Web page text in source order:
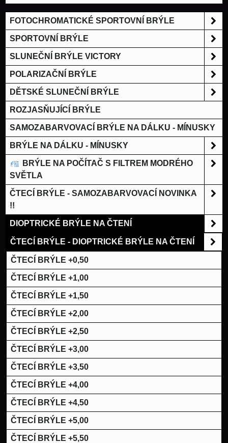
FOTOCHROMATICKÉ SPORTOVNÍ BRÝLE
SPORTOVNÍ BRÝLE
SLUNEČNÍ BRÝLE VICTORY
POLARIZAČNÍ BRÝLE
DĚTSKÉ SLUNEČNÍ BRÝLE
ROZJASŇUJÍCÍ BRÝLE
SAMOZABARVOVACÍ BRÝLE NA DÁLKU - MÍNUSKY
BRÝLE NA DÁLKU - MÍNUSKY
BRÝLE NA POČÍTAČ S FILTREM MODRÉHO
SVĚTLA
ČTECÍ BRÝLE - SAMOZABARVOVACÍ NOVINKA
!!
DIOPTRICKÉ BRÝLE NA ČTENÍ
ČTECÍ BRÝLE - DIOPTRICKÉ BRÝLE NA ČTENÍ
ČTECÍ BRÝLE +0,50
ČTECÍ BRÝLE +1,00
ČTECÍ BRÝLE +1,50
ČTECÍ BRÝLE +2,00
ČTECÍ BRÝLE +2,50
ČTECÍ BRÝLE +3,00
ČTECÍ BRÝLE +3,50
ČTECÍ BRÝLE +4,00
ČTECÍ BRÝLE +4,50
ČTECÍ BRÝLE +5,00
ČTECÍ BRÝLE +5,50